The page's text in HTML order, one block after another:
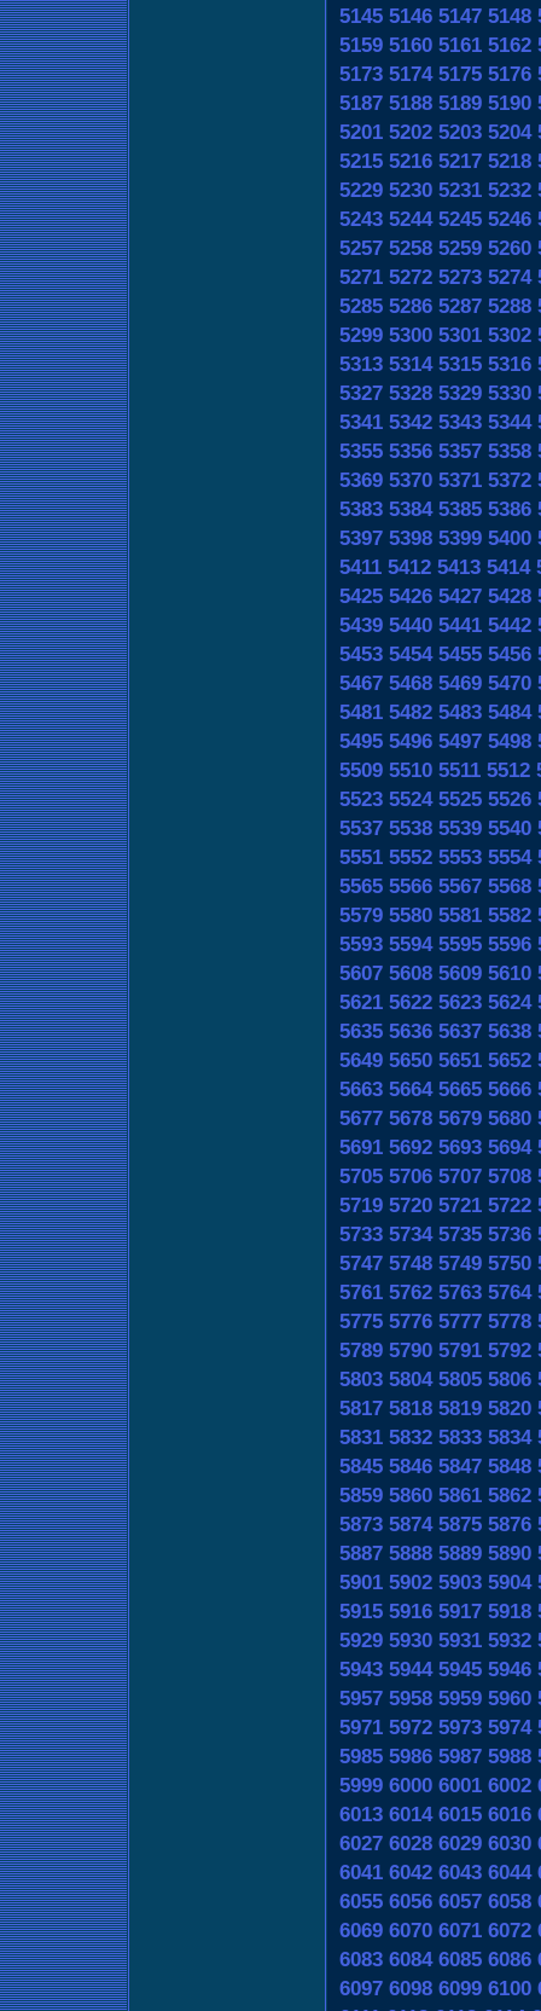
5145 5146 5147 5148
5159 5160 5161 5162
5173 5174 5175 5176
5187 5188 5189 5190
5201 5202 5203 5204
5215 5216 5217 5218
5229 5230 5231 5232
5243 5244 5245 5246
5257 5258 5259 5260
5271 5272 5273 5274
5285 5286 5287 5288
5299 5300 5301 5302
5313 5314 5315 5316
5327 5328 5329 5330
5341 5342 5343 5344
5355 5356 5357 5358
5369 5370 5371 5372
5383 5384 5385 5386
5397 5398 5399 5400
5411 5412 5413 5414
5425 5426 5427 5428
5439 5440 5441 5442
5453 5454 5455 5456
5467 5468 5469 5470
5481 5482 5483 5484
5495 5496 5497 5498
5509 5510 5511 5512
5523 5524 5525 5526
5537 5538 5539 5540
5551 5552 5553 5554
5565 5566 5567 5568
5579 5580 5581 5582
5593 5594 5595 5596
5607 5608 5609 5610
5621 5622 5623 5624
5635 5636 5637 5638
5649 5650 5651 5652
5663 5664 5665 5666
5677 5678 5679 5680
5691 5692 5693 5694
5705 5706 5707 5708
5719 5720 5721 5722
5733 5734 5735 5736
5747 5748 5749 5750
5761 5762 5763 5764
5775 5776 5777 5778
5789 5790 5791 5792
5803 5804 5805 5806
5817 5818 5819 5820
5831 5832 5833 5834
5845 5846 5847 5848
5859 5860 5861 5862
5873 5874 5875 5876
5887 5888 5889 5890
5901 5902 5903 5904
5915 5916 5917 5918
5929 5930 5931 5932
5943 5944 5945 5946
5957 5958 5959 5960
5971 5972 5973 5974
5985 5986 5987 5988
5999 6000 6001 6002
6013 6014 6015 6016
6027 6028 6029 6030
6041 6042 6043 6044
6055 6056 6057 6058
6069 6070 6071 6072
6083 6084 6085 6086
6097 6098 6099 6100